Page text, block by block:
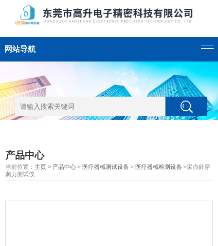
网站导航
产品中心
当前位置： 主页 > 产品中心 > 医疗器械测试设备 > 医疗器械检测设备 >采血針穿
刺力测试仪